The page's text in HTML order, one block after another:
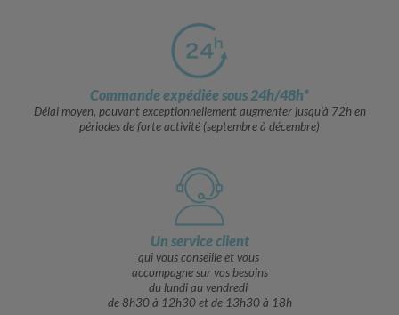
Commande expédiée sous 24h/48h*
Délai moyen, pouvant exceptionnellement augmenter jusqu’à 72h en
périodes de forte activité (septembre à décembre)
Un service client
qui vous conseille et vous
accompagne sur vos besoins
du lundi au vendredi
de 8h30 à 12h30 et de 13h30 à 18h